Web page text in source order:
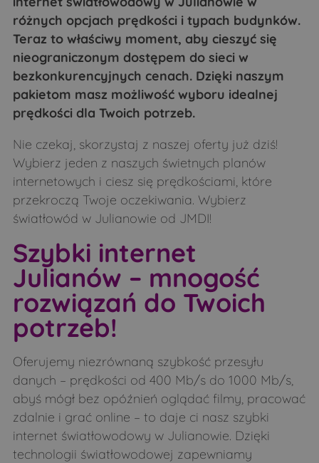
Zegrze Południowe
Zielonka
Krupice
Kruzy
Krynki-Jarki
Krzywa
Kułaki
Leśniki
Leszczka Duża
Leszczka Mała
Lubieszcze
Łapcie
Łubin Kościelny
Łubin Rudołty
Łuczaje
Makarki
Malesze
Mień
Mierzwin Duży
Mierzwin Mały
Mierzynówka
Mieszuki
Mikulicze
Minczewo
Miodusy-Dworaki
Miodusy-Inochy
Miodusy-Pokrzywne
Morze
Nowe Bagieńskie
Nowoberezowo
Obniże
Obniże
Oleksin
Orla
Osówka
różnych opcjach prędkości i typach budynków.
Teraz to właściwy moment, aby cieszyć się
nieograniczonym dostępem do sieci w
bezkonkurencyjnych cenach. Dzięki naszym
pakietom masz możliwość wyboru idealnej
prędkości dla Twoich potrzeb.
Nie czekaj, skorzystaj z naszej oferty już dziś!
Wybierz jeden z naszych świetnych planów
internetowych i ciesz się prędkościami, które
przekroczą Twoje oczekiwania. Wybierz
światłowód w Julianowie od JMDI!
Szybki internet
Julianów – mnogość
rozwiązań do Twoich
potrzeb!
Oferujemy niezrównaną szybkość przesyłu
danych – prędkości od 400 Mb/s do 1000 Mb/s,
abyś mógł bez opóźnień oglądać filmy, pracować
zdalnie i grać online – to daje ci nasz szybki
internet światłowodowy w Julianowie. Dzięki
technologii światłowodowej zapewniamy